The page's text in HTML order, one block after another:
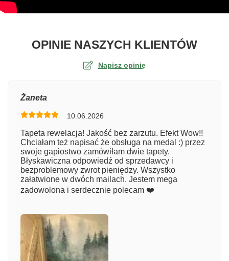
OPINIE NASZYCH KLIENTÓWO
Napisz opinię
Numer zamówienia
Imię
Żaneta
10.06.2026
Tapeta rewelacja! Jakość bez zarzutu. Efekt Wow!!
Chciałam też napisać że obsługa na medal :) przez
swoje gapiostwo zamówiłam dwie tapety.
Błyskawiczna odpowiedź od sprzedawcy i
bezproblemowy zwrot pieniędzy. Wszystko
załatwione w dwóch mailach. Jestem mega
zadowolona i serdecznie polecam ❤️